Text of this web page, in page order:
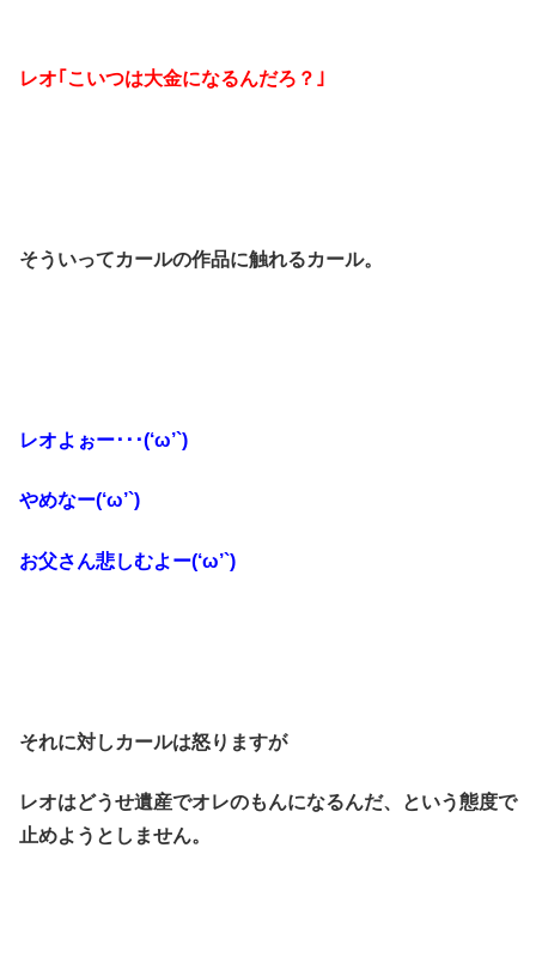
レオ｢こいつは大金になるんだろ？｣
そういってカールの作品に触れるカール。
レオよぉー･･･(‘ω’`)
やめなー(‘ω’`)
お父さん悲しむよー(‘ω’`)
それに対しカールは怒りますが
レオはどうせ遺産でオレのもんになるんだ、という態度で
止めようとしません。